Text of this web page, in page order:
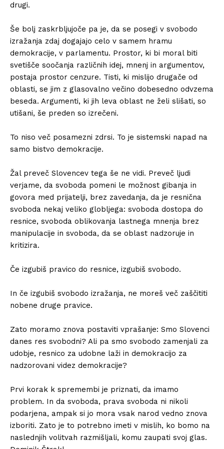
drugi.⁣
Še bolj zaskrbljujoče pa je, da se posegi v svobodo
izražanja zdaj dogajajo celo v samem hramu
demokracije, v parlamentu. Prostor, ki bi moral biti
svetišče soočanja različnih idej, mnenj in argumentov,
postaja prostor cenzure. Tisti, ki mislijo drugače od
oblasti, se jim z glasovalno večino dobesedno odvzema
beseda. Argumenti, ki jih leva oblast ne želi slišati, so
utišani, še preden so izrečeni.⁣
To niso več posamezni zdrsi. To je sistemski napad na
samo bistvo demokracije.⁣
Žal preveč Slovencev tega še ne vidi. Preveč ljudi
verjame, da svoboda pomeni le možnost gibanja in
govora med prijatelji, brez zavedanja, da je resnična
svoboda nekaj veliko globljega: svoboda dostopa do
resnice, svoboda oblikovanja lastnega mnenja brez
manipulacije in svoboda, da se oblast nadzoruje in
kritizira.⁣
Če izgubiš pravico do resnice, izgubiš svobodo.⁣
In če izgubiš svobodo izražanja, ne moreš več zaščititi
nobene druge pravice.⁣
Zato moramo znova postaviti vprašanje: Smo Slovenci
danes res svobodni? Ali pa smo svobodo zamenjali za
udobje, resnico za udobne laži in demokracijo za
nadzorovani videz demokracije?⁣
Prvi korak k spremembi je priznati, da imamo
problem. In da svoboda, prava svoboda ni nikoli
podarjena, ampak si jo mora vsak narod vedno znova
izboriti. Zato je to potrebno imeti v mislih, ko bomo na
naslednjih volitvah razmišljali, komu zaupati svoj glas.